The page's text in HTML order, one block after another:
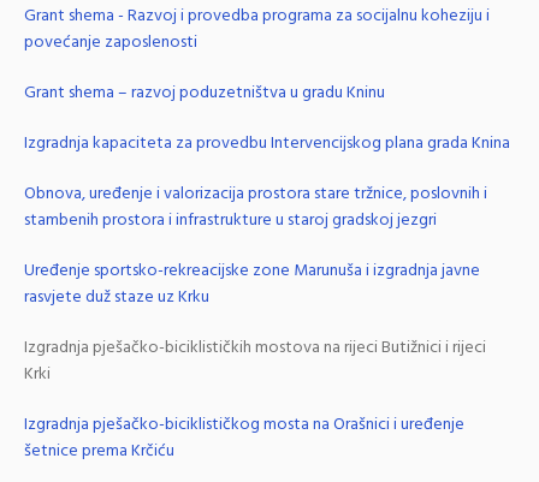
Grant shema - Razvoj i provedba programa za socijalnu koheziju i
povećanje zaposlenosti
Grant shema – razvoj poduzetništva u gradu Kninu
Izgradnja kapaciteta za provedbu Intervencijskog plana grada Knina
Obnova, uređenje i valorizacija prostora stare tržnice, poslovnih i
stambenih prostora i infrastrukture u staroj gradskoj jezgri
Uređenje sportsko-rekreacijske zone Marunuša i izgradnja javne
rasvjete duž staze uz Krku
Izgradnja pješačko-biciklističkih mostova na rijeci Butižnici i rijeci
Krki
Izgradnja pješačko-biciklističkog mosta na Orašnici i uređenje
šetnice prema Krčiću